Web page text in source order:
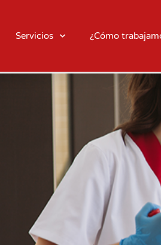
Servicios ¿Cómo